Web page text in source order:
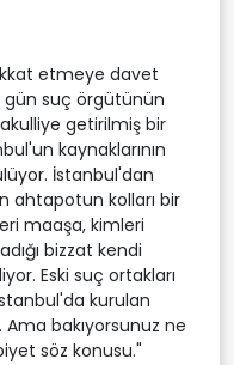
etmeye davet
gün suç örgütünün
getirilmiş bir
kaynaklarının
İstanbul'dan
ahtapotun kolları bir
maaşa, kimleri
bizzat kendi
Eski suç ortakları
kurulan
bakıyorsunuz ne
söz konusu."